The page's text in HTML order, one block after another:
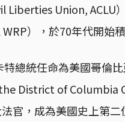
Liberties Union,
），於70年代開始
特總統任命為美國哥倫
District of Columbia
官，成為美國史上第